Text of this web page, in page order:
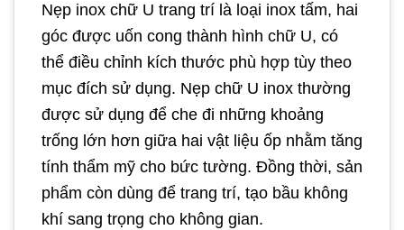
Nẹp inox chữ U trang trí là loại inox tấm, hai
góc được uốn cong thành hình chữ U, có
thể điều chỉnh kích thước phù hợp tùy theo
mục đích sử dụng. Nẹp chữ U inox thường
được sử dụng để che đi những khoảng
trống lớn hơn giữa hai vật liệu ốp nhằm tăng
tính thẩm mỹ cho bức tường. Đồng thời, sản
phẩm còn dùng để trang trí, tạo bầu không
khí sang trọng cho không gian.